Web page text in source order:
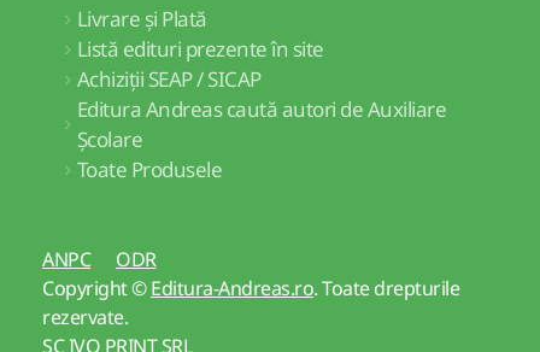
Livrare și Plată
Listă edituri prezente în site
Achiziții SEAP / SICAP
Editura Andreas caută autori de Auxiliare
Școlare
Toate Produsele
ANPC
ODR
Copyright ©Editura-Andreas.ro. Toate drepturile
rezervate.
SC IVO PRINT SRL